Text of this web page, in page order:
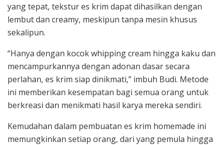
yang tepat, tekstur es krim dapat dihasilkan dengan
lembut dan creamy, meskipun tanpa mesin khusus
sekalipun.
“Hanya dengan kocok whipping cream hingga kaku dan
mencampurkannya dengan adonan dasar secara
perlahan, es krim siap dinikmati,” imbuh Budi. Metode
ini memberikan kesempatan bagi semua orang untuk
berkreasi dan menikmati hasil karya mereka sendiri.
Kemudahan dalam pembuatan es krim homemade ini
memungkinkan setiap orang, dari yang pemula hingga